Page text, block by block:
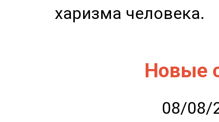
харизма человека.
Новые
08/08/